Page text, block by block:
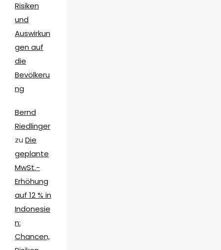
Risiken
und
Auswirkun
gen auf
die
Bevölkeru
ng
Bernd
Riedlinger
zu Die
geplante
MwSt.-
Erhöhung
auf 12 % in
Indonesie
n:
Chancen,